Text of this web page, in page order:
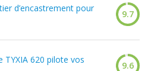
d’encastrement pour
9.7
TYXIA 620 pilote vos
9.6